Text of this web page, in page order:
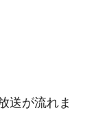
送が流れま